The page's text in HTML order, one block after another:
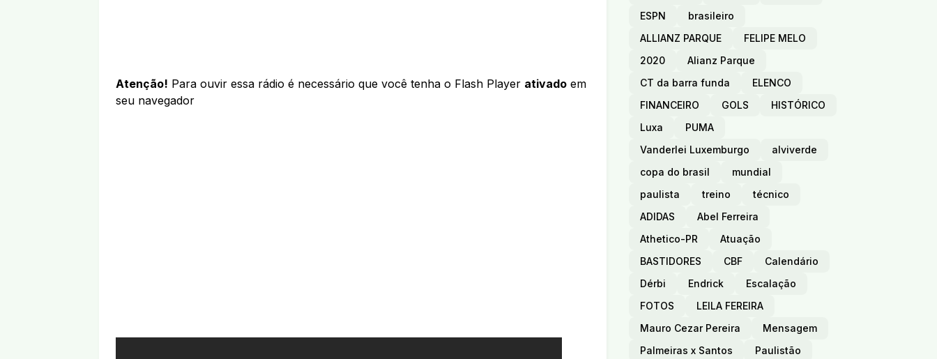
Atenção! Para ouvir essa rádio é necessário que você tenha o Flash Player ativado em
seu navegador
ESPN
brasileiro
ALLIANZ PARQUE
FELIPE MELO
2020
Alianz Parque
CT da barra funda
ELENCO
FINANCEIRO
GOLS
HISTÓRICO
Luxa
PUMA
Vanderlei Luxemburgo
alviverde
copa do brasil
mundial
paulista
treino
técnico
ADIDAS
Abel Ferreira
Athetico-PR
Atuação
BASTIDORES
CBF
Calendário
Dérbi
Endrick
Escalação
FOTOS
LEILA FEREIRA
Mauro Cezar Pereira
Mensagem
Palmeiras x Santos
Paulistão